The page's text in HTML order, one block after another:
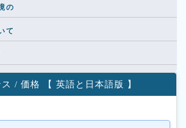
の
て
/ 価格 【 英語と日本語版 】